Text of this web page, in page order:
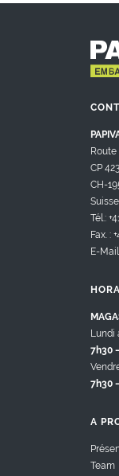
Route
CP
CH-
Suisse
Tél.:
Fax. :
E-
Lundi
7h30
7h30
A
Team